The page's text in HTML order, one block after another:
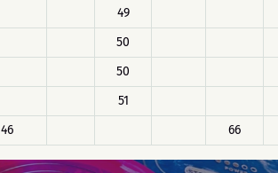
49
50
50
51
46 66